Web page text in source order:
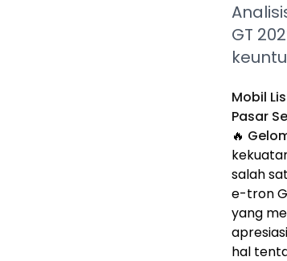
GT
Mobil
Pasar
🔥
salah
e-tron
yang
hal